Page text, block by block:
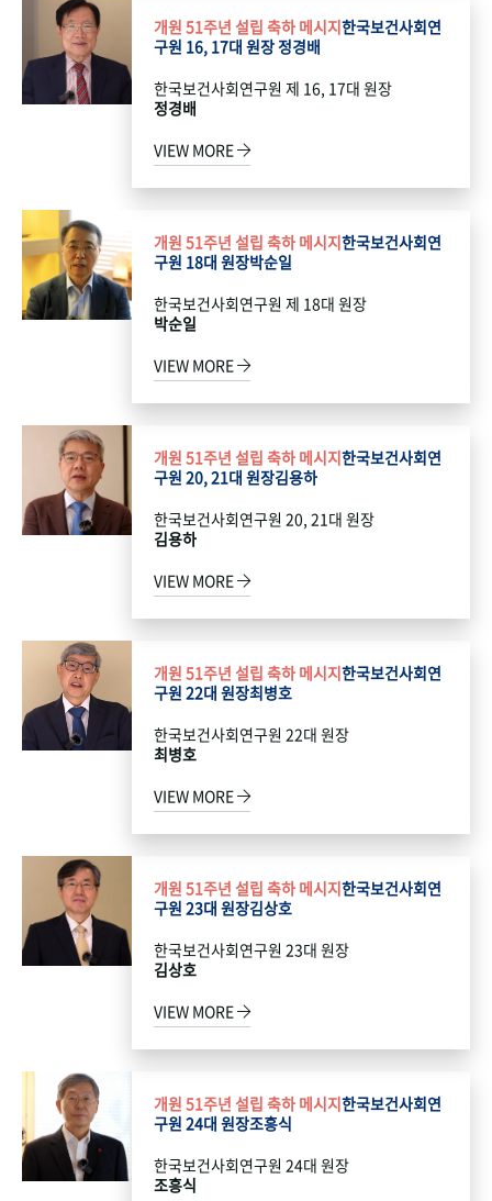
개원 51주년 설립 축하 메시지한국보건사회연
구원 16, 17대 원장 정경배
한국보건사회연구원 제 16, 17대 원장
정경배
VIEW MORE
개원 51주년 설립 축하 메시지한국보건사회연
구원 18대 원장박순일
한국보건사회연구원 제 18대 원장
박순일
VIEW MORE
개원 51주년 설립 축하 메시지한국보건사회연
구원 20, 21대 원장김용하
한국보건사회연구원 20, 21대 원장
김용하
VIEW MORE
개원 51주년 설립 축하 메시지한국보건사회연
구원 22대 원장최병호
한국보건사회연구원 22대 원장
최병호
VIEW MORE
개원 51주년 설립 축하 메시지한국보건사회연
구원 23대 원장김상호
한국보건사회연구원 23대 원장
김상호
VIEW MORE
개원 51주년 설립 축하 메시지한국보건사회연
구원 24대 원장조흥식
한국보건사회연구원 24대 원장
조흥식